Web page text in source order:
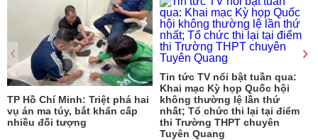
TP Hồ Chí Minh: Triệt phá hai
vụ án ma túy, bắt khẩn cấp
nhiều đối tượng
Tin tức TV nổi bật tuần qua:
Khai mạc Kỳ họp Quốc hội
không thường lệ lần thứ
nhất; Tổ chức thi lại tại điểm
thi Trường THPT chuyên
Tuyên Quang